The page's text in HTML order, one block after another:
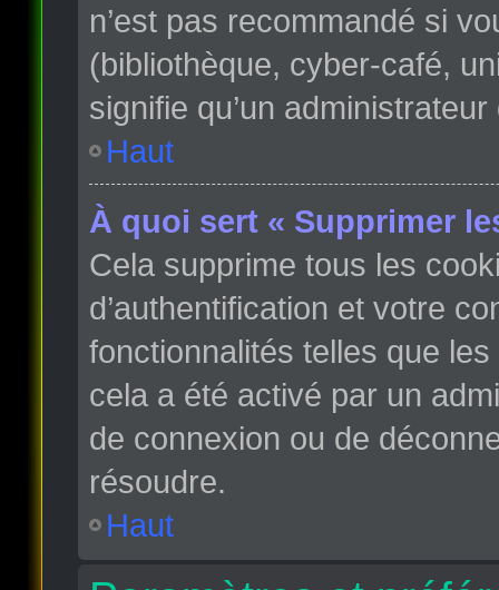
n’est pas recommandé si
(bibliothèque, cyber-café,
signifie qu’un
Haut
À quoi sert « Supprimer
Cela supprime tous les
d’authentification et votre
fonctionnalités telles que
cela a été activé par un
de connexion ou de
résoudre.
Haut